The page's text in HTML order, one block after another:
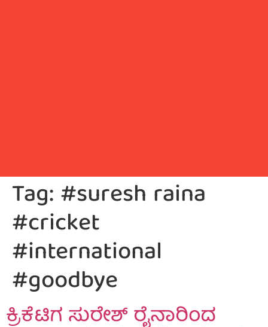
Tag:#suresh raina
#cricket
#international
#goodbye
ಕ್ರಿಕೆಟಿಗ ಸುರೇಶ್ ರೈನಾರಿಂದ